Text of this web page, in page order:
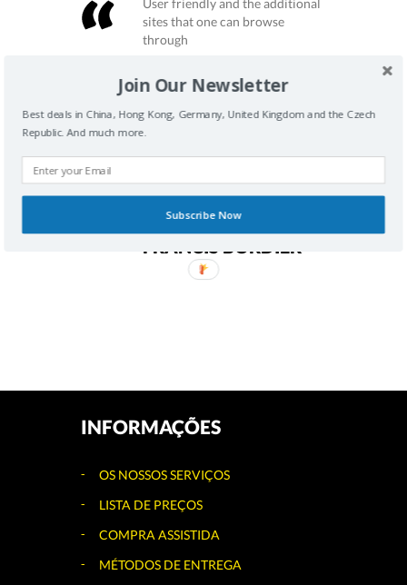
User friendly and the additional
sites that one can browse
through
GERALD MONYATSI
parcel
ANDI FAFERA
good service, to continue as
FRANCIS BORDIER
INFORMAÇÕES
OS NOSSOS SERVIÇOS
LISTA DE PREÇOS
COMPRA ASSISTIDA
MÉTODOS DE ENTREGA
Join Our Newsletter
Best deals in China, Hong Kong, Germany, United Kingdom and the Czech
Republic. And much more.
Subscribe Now